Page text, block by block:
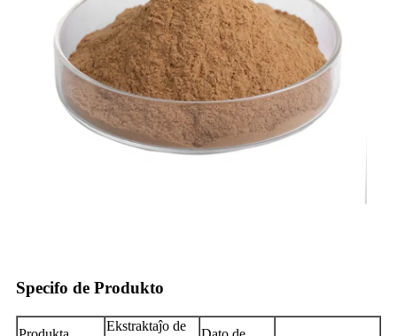
Specifo de Produkto
Ekstraktaĵo de